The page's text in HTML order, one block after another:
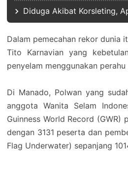
Diduga Akibat Korsleting,
Dalam pemecahan rekor dunia
Tito Karnavian yang
penyelam menggunakan perahu
Di Manado, Polwan yang
anggota Wanita Selam
Guinness World Record
dengan 3131 peserta dan
Flag Underwater) sepanjang